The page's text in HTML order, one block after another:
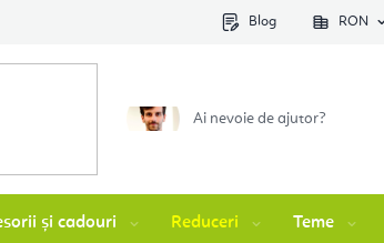
Blog RON
Ai nevoie de ajutor?
și cadouri Reduceri Teme